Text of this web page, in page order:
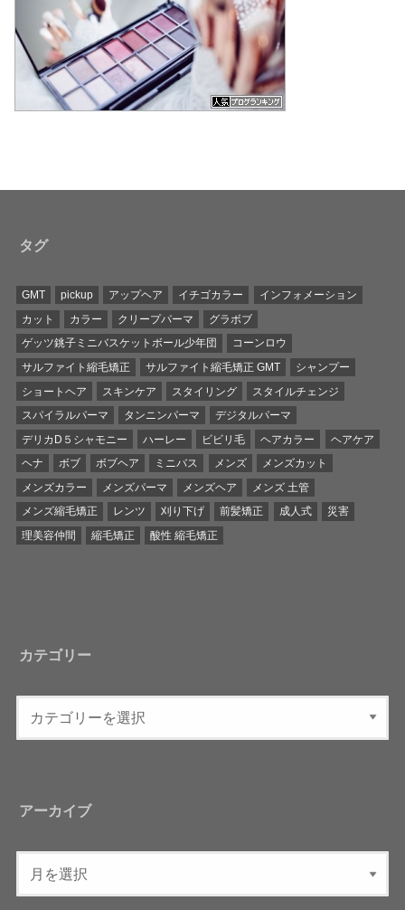
タグ
GMT pickup アップヘア イチゴカラー
インフォメーション
カット
カラー クリープパーマ
グラボブ
ゲッツ銚子ミニバスケットボール少年団
コーンロウ
サルファイト縮毛矯正
サルファイト縮毛矯正 GMT
シャンプー
ショートヘア
スキンケア スタイリング
スタイルチェンジ
スパイラルパーマ
タンニンパーマ
デジタルパーマ
デリカD５シャモニー
ハーレー ビビリ毛 ヘアカラー
ヘアケア
ヘナ
ボブ ボブヘア ミニバス メンズ
メンズカット
メンズカラー
メンズパーマ メンズヘア
メンズ 土管
メンズ縮毛矯正
レンツ 刈り下げ 前髪矯正 成人式
災害
理美容仲間
縮毛矯正 酸性 縮毛矯正
カテゴリー
アーカイブ